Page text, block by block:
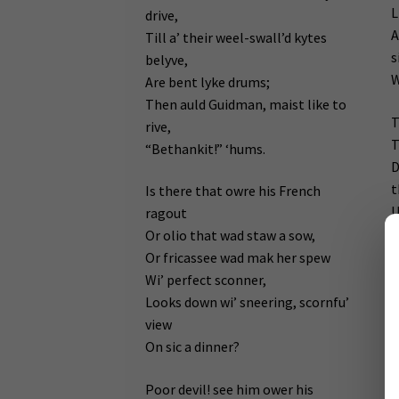
drive,
Till a’ their weel-swall’d kytes
belyve,
Are bent lyke drums;
Then auld Guidman, maist like to
rive,
“Bethankit!” ‘hums.
Is there that owre his French
ragout
Or olio that wad staw a sow,
Or fricassee wad mak her spew
Wi’ perfect sconner,
Looks down wi’ sneering, scornfu’
view
On sic a dinner?
Poor devil! see him ower his